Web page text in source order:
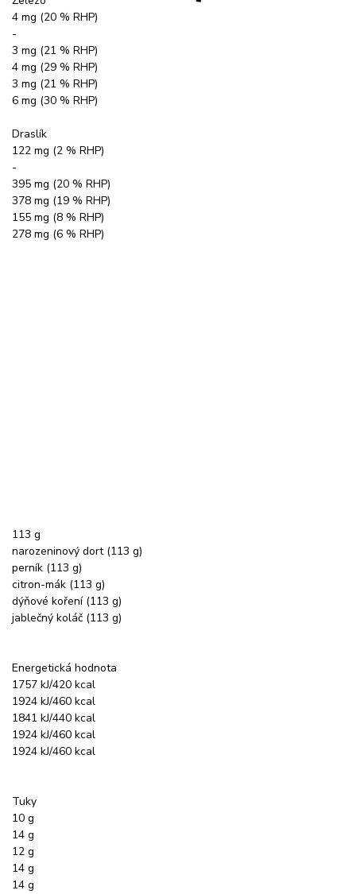
4 mg (20 % RHP)
-
3 mg (21 % RHP)
4 mg (29 % RHP)
3 mg (21 % RHP)
6 mg (30 % RHP)
Draslík
122 mg (2 % RHP)
-
395 mg (20 % RHP)
378 mg (19 % RHP)
155 mg (8 % RHP)
278 mg (6 % RHP)
113 g
narozeninový dort (113 g)
perník (113 g)
citron-mák (113 g)
dýňové koření (113 g)
jablečný koláč (113 g)
Energetická hodnota
1757 kJ/420 kcal
1924 kJ/460 kcal
1841 kJ/440 kcal
1924 kJ/460 kcal
1924 kJ/460 kcal
Tuky
10 g
14 g
12 g
14 g
14 g